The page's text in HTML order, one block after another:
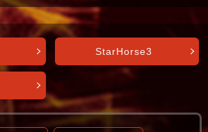
StarHorse3